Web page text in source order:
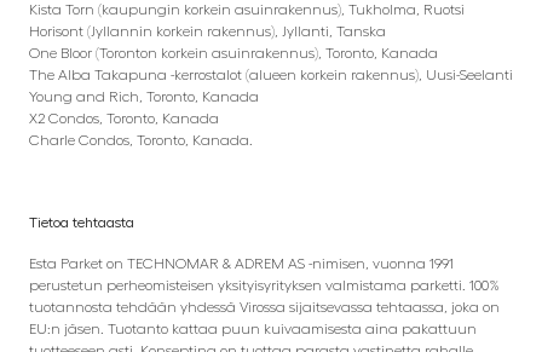
Kista Torn (kaupungin korkein asuinrakennus), Tukholma, Ruotsi
Horisont (Jyllannin korkein rakennus), Jyllanti, Tanska
One Bloor (Toronton korkein asuinrakennus), Toronto, Kanada
The Alba Takapuna -kerrostalot (alueen korkein rakennus), Uusi-Seelanti
Young and Rich, Toronto, Kanada
X2 Condos, Toronto, Kanada
Charle Condos, Toronto, Kanada.
Tietoa tehtaasta
Esta Parket on TECHNOMAR & ADREM AS -nimisen, vuonna 1991
perustetun perheomisteisen yksityisyrityksen valmistama parketti. 100%
tuotannosta tehdään yhdessä Virossa sijaitsevassa tehtaassa, joka on
EU:n jäsen. Tuotanto kattaa puun kuivaamisesta aina pakattuun